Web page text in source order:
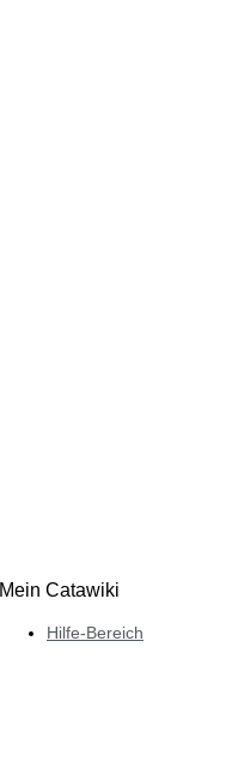
Mein Catawiki
Hilfe-Bereich